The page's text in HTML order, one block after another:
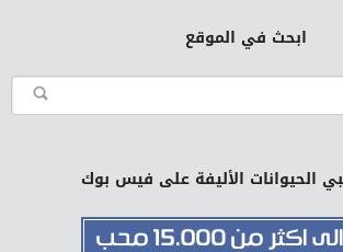
ابحث في الموقع
الحيوانات الأليفة على فيس بوك